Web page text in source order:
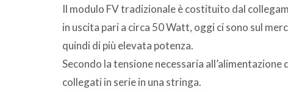
Il modulo FV tradizionale è costituito dal
in uscita pari a circa 50 Watt, oggi ci sono sul
quindi di più elevata potenza.
Secondo la tensione necessaria
collegati in serie in una stringa.